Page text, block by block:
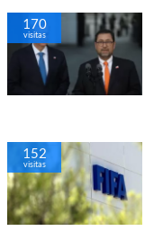
170
visitas
152
visitas